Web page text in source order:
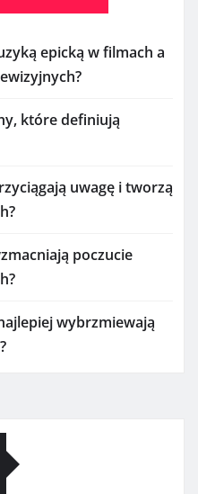
epicką w filmach a
które definiują
uwagę i tworzą
poczucie
wybrzmiewają